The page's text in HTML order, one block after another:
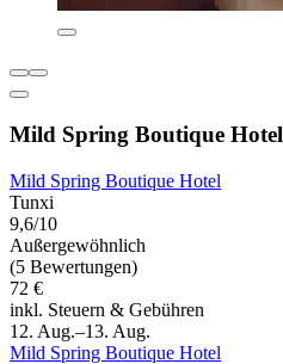
Mild Spring Boutique Hotel
Mild Spring Boutique Hotel
Tunxi
9,6/10
Außergewöhnlich
(5 Bewertungen)
72 €
inkl. Steuern & Gebühren
12. Aug.–13. Aug.
Mild Spring Boutique Hotel